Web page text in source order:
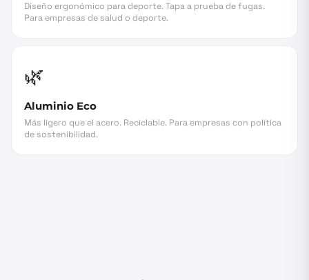
Diseño ergonómico para deporte. Tapa a prueba de fugas.
Para empresas de salud o deporte.
🌿
Aluminio Eco
Más ligero que el acero. Reciclable. Para empresas con política
de sostenibilidad.